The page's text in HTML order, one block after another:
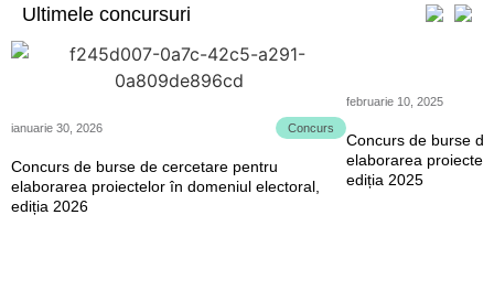
Ultimele concursuri
ianuarie 30, 2026 Concurs
Concurs de burse de cercetare pentru
elaborarea proiectelor în domeniul electoral,
ediția 2026
februarie 10, 2025
Concurs de burse
elaborarea
ediția 2025